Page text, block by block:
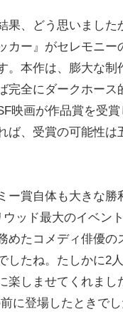
果、どう思いまし
カー』がセレモニー
。本作は、膨大な制
完全にダークホース
映画が作品賞を受
ば、受賞の可能性は
ー賞自体も大きな
ッド最大のイベン
めたコメディ俳優
したね。たしかに
楽しませてくれま
に登場したときでし